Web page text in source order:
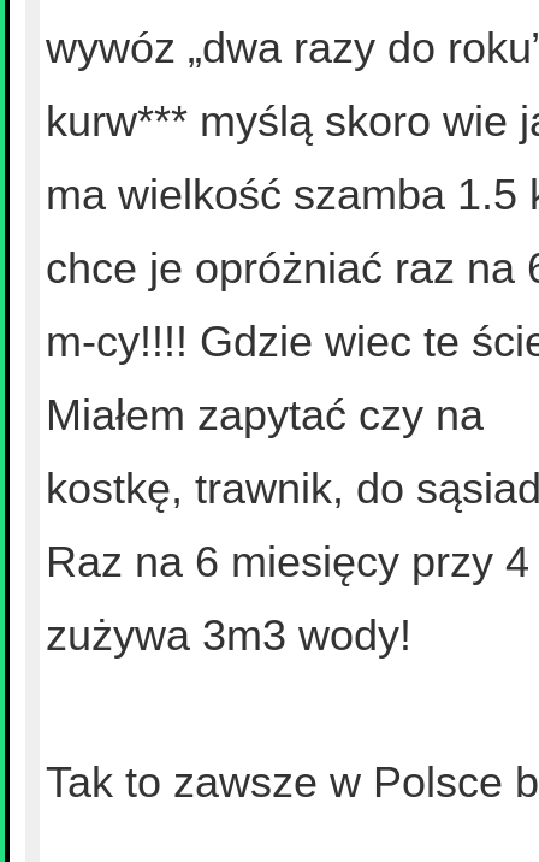
wywóz „dwa razy do
kurw*** myślą skoro wie
ma wielkość szamba
chce je opróżniać raz na
m-cy!!!! Gdzie wiec te
Miałem zapytać czy na
kostkę, trawnik, do
Raz na 6 miesięcy przy
zużywa 3m3 wody!
Tak to zawsze w Polsce